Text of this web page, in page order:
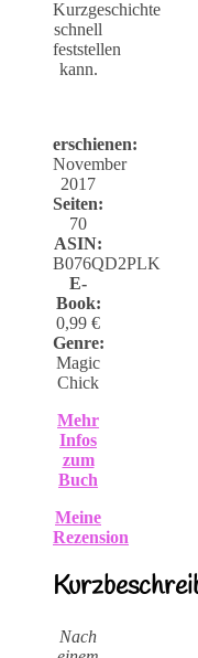
Kurzgeschichte
schnell
feststellen
kann.
erschienen:
November
2017
Seiten:
70
ASIN:
B076QD2PLK
E-
Book:
0,99 €
Genre:
Magic
Chick
Mehr
Infos
zum
Buch
Meine
Rezension
Nach